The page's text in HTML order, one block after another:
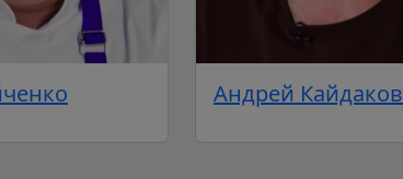
Андрей Кайдаков